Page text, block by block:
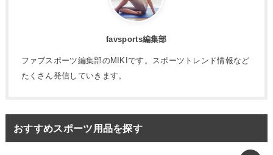
favsports編集部
ファブスポーツ編集部のMIKIです。スポーツトレンド情報など
たくさん発信していきます。
おすすめスポーツ用品を探す